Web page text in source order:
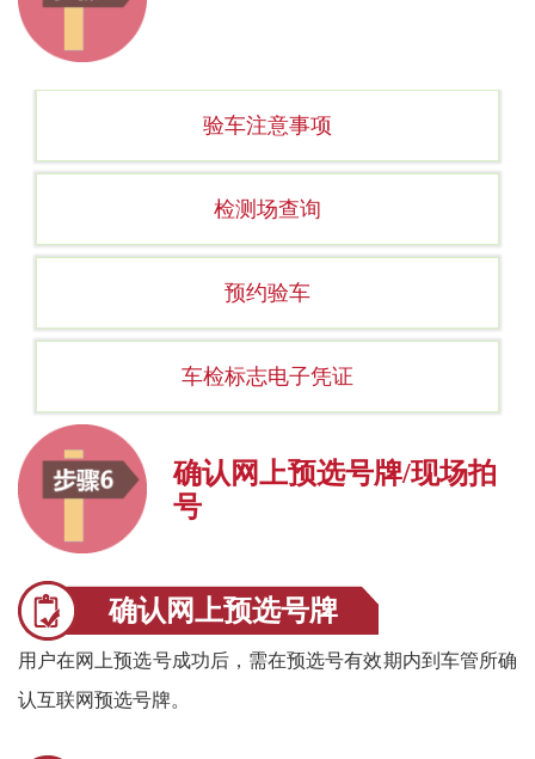
验车注意事项
检测场查询
预约验车
车检标志电子凭证
确认网上预选号牌/现场拍
号
确认网上预选号牌
用户在网上预选号成功后，需在预选号有效期内到车管所确
认互联网预选号牌。